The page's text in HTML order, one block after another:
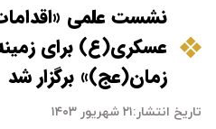
نشست علمی
عسکری(ع) برای
زمان(عج)» برگزار شد
تاریخ انتشار:۲۱ شهریور ۱۴۰۳